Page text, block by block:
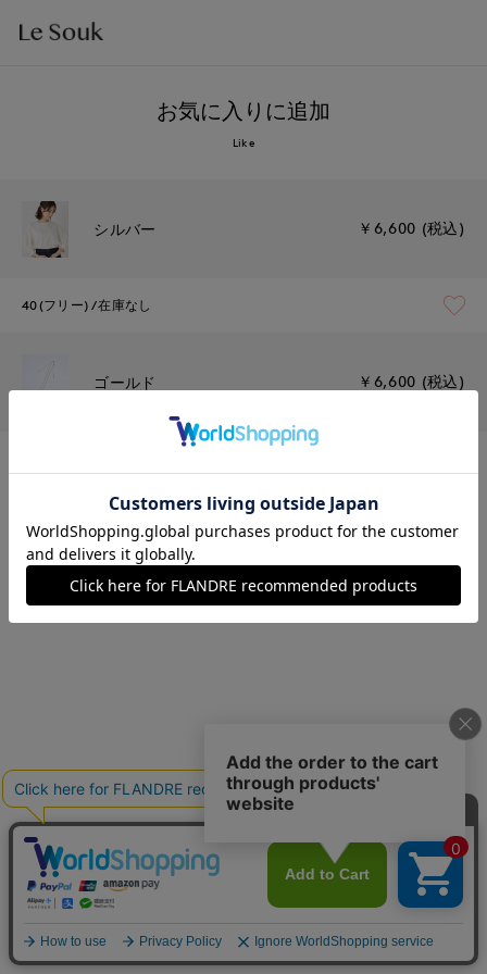
お気に入りに追加
Like
シルバー ￥6,600 (税込)
40(フリー) 在庫なし
ゴールド ￥6,600 (税込)